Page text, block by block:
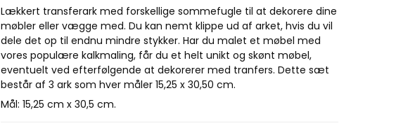
Lækkert transferark med forskellige sommefugle til at dekorere dine
møbler eller vægge med. Du kan nemt klippe ud af arket, hvis du vil
dele det op til endnu mindre stykker. Har du malet et møbel med
vores populære kalkmaling, får du et helt unikt og skønt møbel,
eventuelt ved efterfølgende at dekorerer med tranfers. Dette sæt
består af 3 ark som hver måler 15,25 x 30,50 cm.
Mål: 15,25 cm x 30,5 cm.